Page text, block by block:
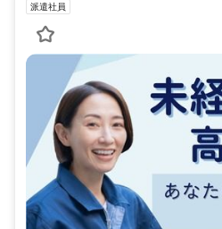
派遣社員